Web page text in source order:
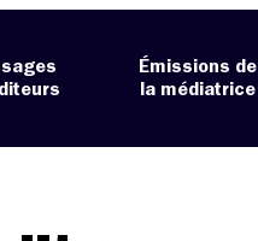
Émissions de
la médiatrice